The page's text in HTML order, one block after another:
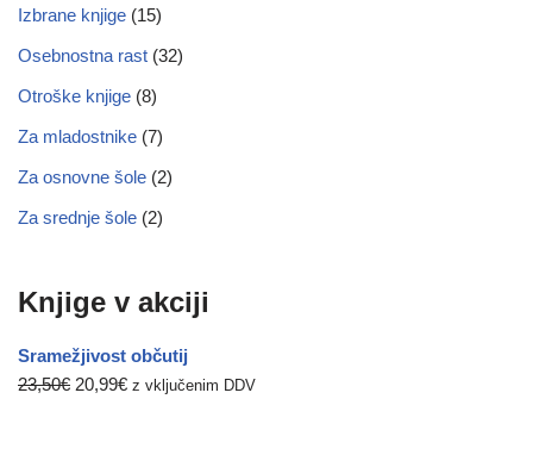
Izbrane knjige (15)
Osebnostna rast (32)
Otroške knjige (8)
Za mladostnike (7)
Za osnovne šole (2)
Za srednje šole (2)
Knjige v akciji
Sramežjivost občutij
23,50€ 20,99€ z vključenim DDV